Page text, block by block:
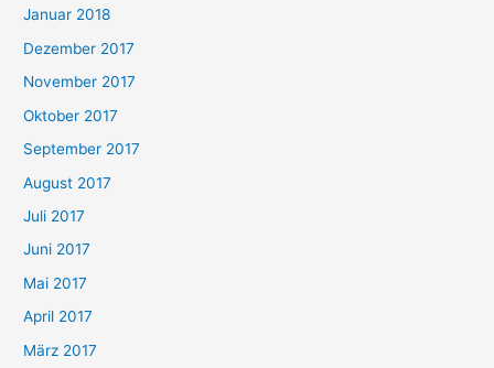
Januar 2018
Dezember 2017
November 2017
Oktober 2017
September 2017
August 2017
Juli 2017
Juni 2017
Mai 2017
April 2017
März 2017